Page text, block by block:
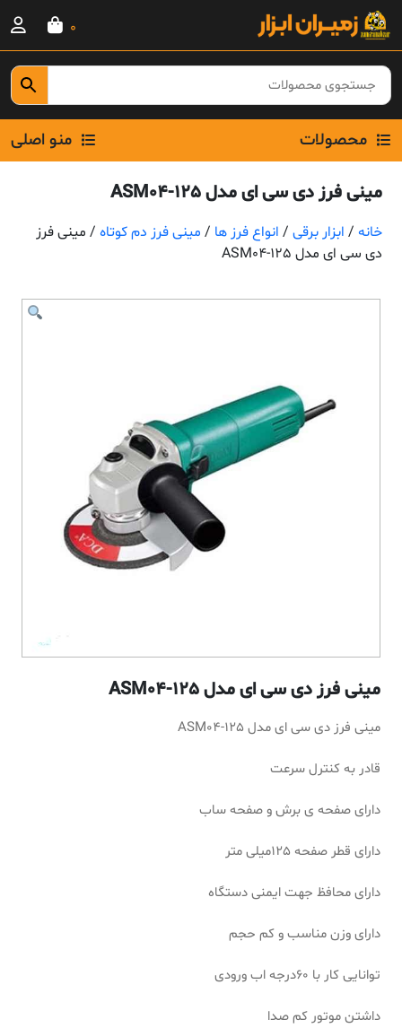
Skip
content
0
محصولات منو اصلی
مینی فرز دی سی ای مدل ASM04-125
خانه / ابزار برقی / انواع فرز ها / مینی فرز دم کوتاه / مینی فرز
دی سی ای مدل ASM04-125
مینی فرز دی سی ای مدل ASM04-125
مینی فرز دی سی ای مدل ASM04-125
قادر به کنترل سرعت
دارای صفحه ی برش و صفحه ساب
دارای قطر صفحه 125میلی متر
دارای محافظ جهت ایمنی دستگاه
دارای وزن مناسب و کم حجم
توانایی کار با 60درجه اب ورودی
داشتن موتور کم صدا